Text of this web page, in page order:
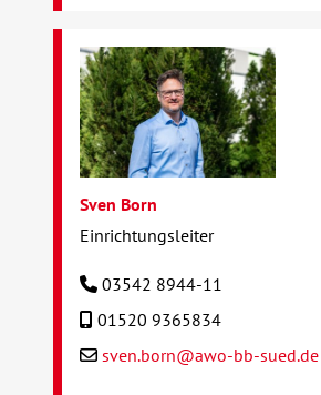
Sven Born
Einrichtungsleiter
03542 8944-11
01520 9365834
sven.born@awo-bb-sued.de